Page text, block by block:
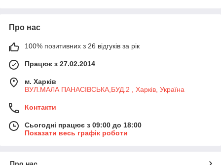
Про нас
100% позитивних з 26 відгуків за рік
Працює з 27.02.2014
м. Харків
ВУЛ.МАЛА ПАНАСІВСЬКА,БУД.2 , Харків, Україна
Контакти
Сьогодні працює з 09:00 до 18:00
Показати весь графік роботи
Про нас